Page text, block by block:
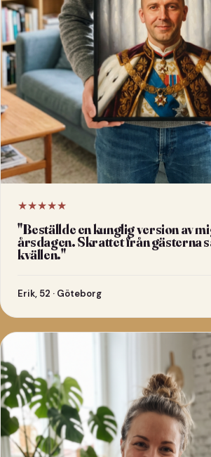
★★★★★
"Beställde en kunglig version av
årsdagen. Skrattet från gästerna
kvällen."
Erik, 52 · Göteborg